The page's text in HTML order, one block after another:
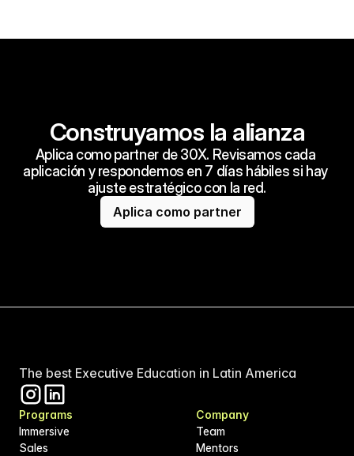
Construyamos la alianza
Aplica como partner de 30X. Revisamos cada
aplicación y respondemos en 7 días hábiles si hay
ajuste estratégico con la red.
Aplica como partner
The best Executive Education in Latin America
Programs
Immersive
Sales
Company
Team
Mentors